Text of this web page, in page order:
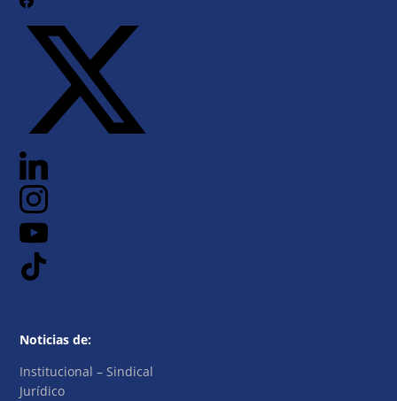
Noticias de:
Institucional – Sindical
Jurídico